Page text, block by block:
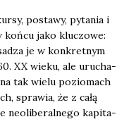
posta­wy, pyta­nia i
koń­cu jako klu­czo­we:
je w kon­kret­nym
XX wie­ku, ale uru­cha­
tak wie­lu pozio­mach
spra­wia, że z całą
neo­li­be­ral­ne­go kapi­ta­